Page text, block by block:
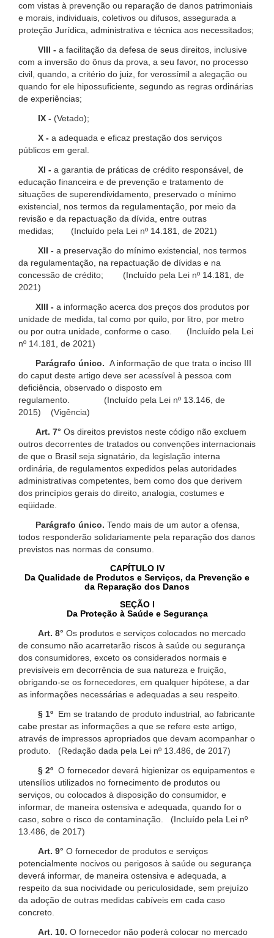
com vistas à prevenção ou reparação de danos patrimoniais
e morais, individuais, coletivos ou difusos, assegurada a
proteção Jurídica, administrativa e técnica aos necessitados;
VIII - a facilitação da defesa de seus direitos, inclusive
com a inversão do ônus da prova, a seu favor, no processo
civil, quando, a critério do juiz, for verossímil a alegação ou
quando for ele hipossuficiente, segundo as regras ordinárias
de experiências;
IX - (Vetado);
X - a adequada e eficaz prestação dos serviços
públicos em geral.
XI - a garantia de práticas de crédito responsável, de
educação financeira e de prevenção e tratamento de
situações de superendividamento, preservado o mínimo
existencial, nos termos da regulamentação, por meio da
revisão e da repactuação da dívida, entre outras
medidas; (Incluído pela Lei nº 14.181, de 2021)
XII - a preservação do mínimo existencial, nos termos
da regulamentação, na repactuação de dívidas e na
concessão de crédito; (Incluído pela Lei nº 14.181, de
2021)
XIII - a informação acerca dos preços dos produtos por
unidade de medida, tal como por quilo, por litro, por metro
ou por outra unidade, conforme o caso. (Incluído pela Lei
nº 14.181, de 2021)
Parágrafo único. A informação de que trata o inciso III
do caput deste artigo deve ser acessível à pessoa com
deficiência, observado o disposto em
regulamento. (Incluído pela Lei nº 13.146, de
2015) (Vigência)
Art. 7° Os direitos previstos neste código não excluem
outros decorrentes de tratados ou convenções internacionais
de que o Brasil seja signatário, da legislação interna
ordinária, de regulamentos expedidos pelas autoridades
administrativas competentes, bem como dos que derivem
dos princípios gerais do direito, analogia, costumes e
eqüidade.
Parágrafo único. Tendo mais de um autor a ofensa,
todos responderão solidariamente pela reparação dos danos
previstos nas normas de consumo.
CAPÍTULO IV
Da Qualidade de Produtos e Serviços, da Prevenção e
da Reparação dos Danos
SEÇÃO I
Da Proteção à Saúde e Segurança
Art. 8° Os produtos e serviços colocados no mercado
de consumo não acarretarão riscos à saúde ou segurança
dos consumidores, exceto os considerados normais e
previsíveis em decorrência de sua natureza e fruição,
obrigando-se os fornecedores, em qualquer hipótese, a dar
as informações necessárias e adequadas a seu respeito.
§ 1º Em se tratando de produto industrial, ao fabricante
cabe prestar as informações a que se refere este artigo,
através de impressos apropriados que devam acompanhar o
produto. (Redação dada pela Lei nº 13.486, de 2017)
§ 2º O fornecedor deverá higienizar os equipamentos e
utensílios utilizados no fornecimento de produtos ou
serviços, ou colocados à disposição do consumidor, e
informar, de maneira ostensiva e adequada, quando for o
caso, sobre o risco de contaminação. (Incluído pela Lei nº
13.486, de 2017)
Art. 9° O fornecedor de produtos e serviços
potencialmente nocivos ou perigosos à saúde ou segurança
deverá informar, de maneira ostensiva e adequada, a
respeito da sua nocividade ou periculosidade, sem prejuízo
da adoção de outras medidas cabíveis em cada caso
concreto.
Art. 10. O fornecedor não poderá colocar no mercado